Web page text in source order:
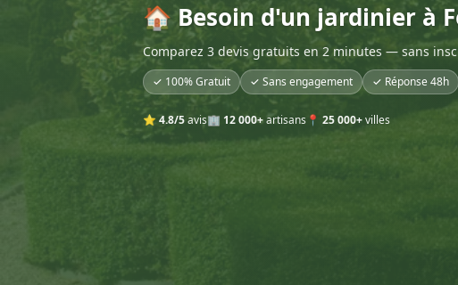
🏠 Besoin d'un jardinier à
Comparez 3 devis gratuits en 2 minutes — sans
✓ 100% Gratuit ✓ Sans engagement ✓ Réponse 48h
⭐ 4.8/5avis🏢 12 000+artisans 📍 25 000+villes